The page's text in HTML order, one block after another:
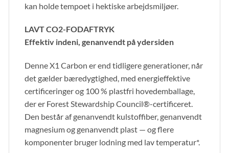
kan holde tempoet i hektiske arbejdsmiljøer.
LAVT CO2-FODAFTRYK
Effektiv indeni, genanvendt på ydersiden
Denne X1 Carbon er end tidligere generationer, når
det gælder bæredygtighed, med energieffektive
certificeringer og 100 % plastfri hovedemballage,
der er Forest Stewardship Council®-certificeret.
Den består af genanvendt kulstoffiber, genanvendt
magnesium og genanvendt plast — og flere
komponenter bruger lodning med lav temperatur*.